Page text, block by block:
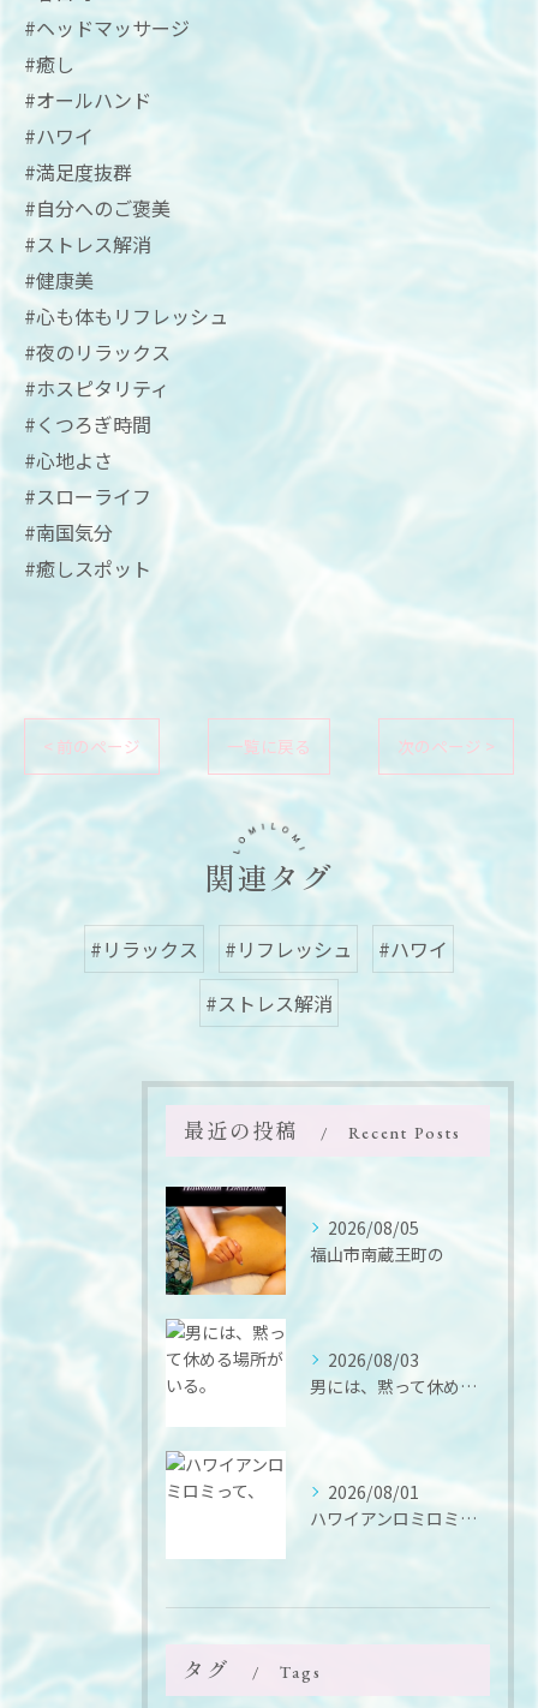
#ヘッドマッサージ
#癒し
#オールハンド
#ハワイ
#満足度抜群
#自分へのご褒美
#ストレス解消
#健康美
#心も体もリフレッシュ
#夜のリラックス
#ホスピタリティ
#くつろぎ時間
#心地よさ
#スローライフ
#南国気分
#癒しスポット
< 前のページ 一覧に戻る 次のページ >
関連タグ
#リラックス #リフレッシュ
#ハワイ
#ストレス解消
最近の投稿 Recent Posts
2026/08/05
福山市南蔵王町の
2026/08/03
男には、黙って休める場所がいる。
2026/08/01
ハワイアンロミロミって、
タグ Tags